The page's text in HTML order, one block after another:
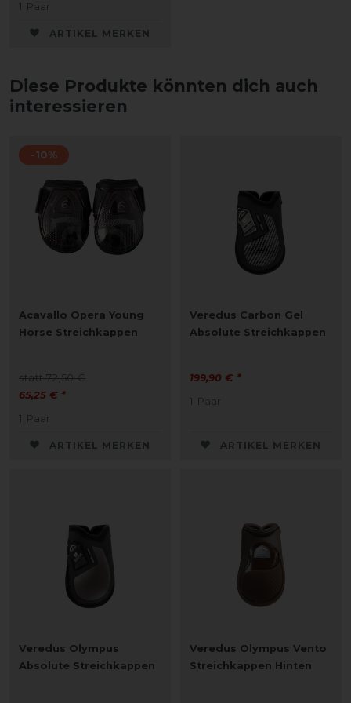
1 Paar
ARTIKEL MERKEN
Diese Produkte könnten dich auch
interessieren
-10%
Acavallo Opera Young
Horse Streichkappen
statt 72,50 €
65,25 € *
1 Paar
ARTIKEL MERKEN
Veredus Carbon Gel
Absolute Streichkappen
199,90 € *
1 Paar
ARTIKEL MERKEN
Veredus Olympus
Absolute Streichkappen
Veredus Olympus Vento
Streichkappen Hinten